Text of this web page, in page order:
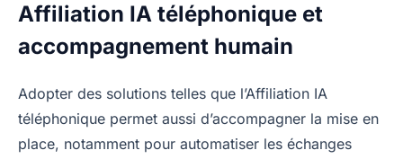
Affiliation IA téléphonique et
accompagnement humain
Adopter des solutions telles que l’Affiliation IA
téléphonique permet aussi d’accompagner la mise en
place, notamment pour automatiser les échanges